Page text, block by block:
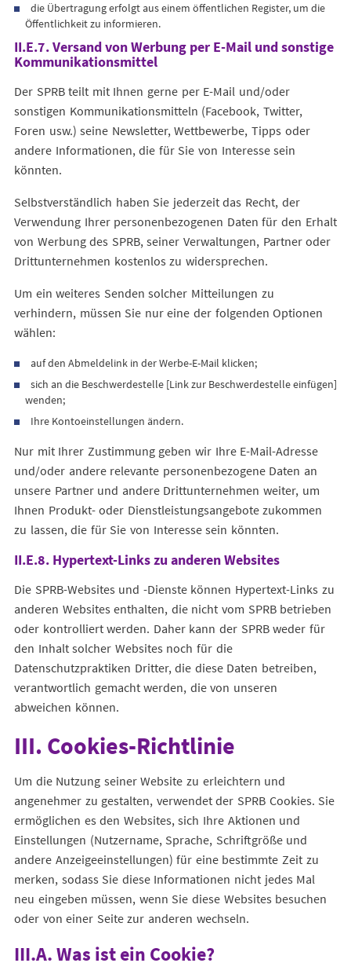
die Übertragung erfolgt aus einem öffentlichen Register, um die
Öffentlichkeit zu informieren.
II.E.7. Versand von Werbung per E-Mail und sonstige
Kommunikationsmittel
Der SPRB teilt mit Ihnen gerne per E-Mail und/oder
sonstigen Kommunikationsmitteln (Facebook, Twitter,
Foren usw.) seine Newsletter, Wettbewerbe, Tipps oder
andere Informationen, die für Sie von Interesse sein
könnten.
Selbstverständlich haben Sie jederzeit das Recht, der
Verwendung Ihrer personenbezogenen Daten für den Erhalt
von Werbung des SPRB, seiner Verwaltungen, Partner oder
Drittunternehmen kostenlos zu widersprechen.
Um ein weiteres Senden solcher Mitteilungen zu
verhindern, müssen Sie nur eine der folgenden Optionen
wählen:
auf den Abmeldelink in der Werbe-E-Mail klicken;
sich an die Beschwerdestelle [Link zur Beschwerdestelle einfügen]
wenden;
Ihre Kontoeinstellungen ändern.
Nur mit Ihrer Zustimmung geben wir Ihre E-Mail-Adresse
und/oder andere relevante personenbezogene Daten an
unsere Partner und andere Drittunternehmen weiter, um
Ihnen Produkt- oder Dienstleistungsangebote zukommen
zu lassen, die für Sie von Interesse sein könnten.
II.E.8. Hypertext-Links zu anderen Websites
Die SPRB-Websites und -Dienste können Hypertext-Links zu
anderen Websites enthalten, die nicht vom SPRB betrieben
oder kontrolliert werden. Daher kann der SPRB weder für
den Inhalt solcher Websites noch für die
Datenschutzpraktiken Dritter, die diese Daten betreiben,
verantwortlich gemacht werden, die von unseren
abweichen können.
III. Cookies-Richtlinie
Um die Nutzung seiner Website zu erleichtern und
angenehmer zu gestalten, verwendet der SPRB Cookies. Sie
ermöglichen es den Websites, sich Ihre Aktionen und
Einstellungen (Nutzername, Sprache, Schriftgröße und
andere Anzeigeeinstellungen) für eine bestimmte Zeit zu
merken, sodass Sie diese Informationen nicht jedes Mal
neu eingeben müssen, wenn Sie diese Websites besuchen
oder von einer Seite zur anderen wechseln.
III.A. Was ist ein Cookie?